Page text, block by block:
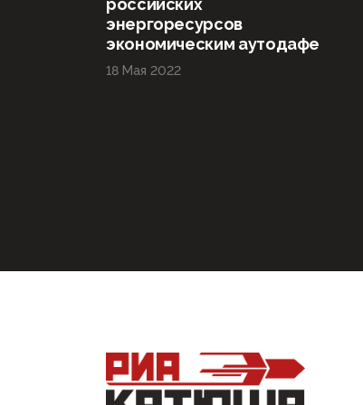
российских
энергоресурсов
экономическим аутодафе
18 Мая 2022